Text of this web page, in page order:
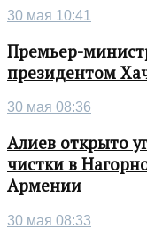
30 мая 10:41
Премьер-
президентом
30 мая 08:36
Алиев открыто
чистки в
Армении
30 мая 08:33